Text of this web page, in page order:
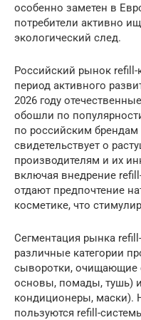
особенно заметен в
потребители активно
экологический след.
Российский рынок
период активного
2026 году
обошли по
по российским брендам
свидетельствует о
производителям и их
включая внедрение
отдают предпочтение
косметике, что
Сегментация рынка
различные категории
сыворотки, очищающие
основы, помады, тушь)
кондиционеры, маски).
пользуются refill-